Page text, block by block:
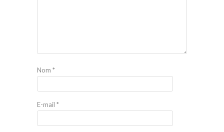
Nom *
E-mail *